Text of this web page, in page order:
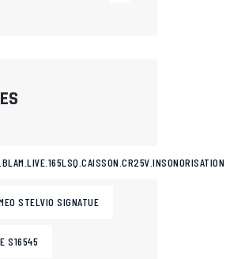
STELVIO SIGNATUE
S16545